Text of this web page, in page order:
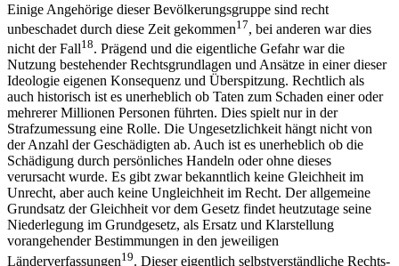
Einige Angehörige dieser Bevölkerungsgruppe sind recht
unbeschadet durch diese Zeit gekommen17, bei anderen war dies
nicht der Fall18. Prägend und die eigentliche Gefahr war die
Nutzung bestehender Rechtsgrundlagen und Ansätze in einer dieser
Ideologie eigenen Konsequenz und Überspitzung. Rechtlich als
auch historisch ist es unerheblich ob Taten zum Schaden einer oder
mehrerer Millionen Personen führten. Dies spielt nur in der
Strafzumessung eine Rolle. Die Ungesetzlichkeit hängt nicht von
der Anzahl der Geschädigten ab. Auch ist es unerheblich ob die
Schädigung durch persönliches Handeln oder ohne dieses
verursacht wurde. Es gibt zwar bekanntlich keine Gleichheit im
Unrecht, aber auch keine Ungleichheit im Recht. Der allgemeine
Grundsatz der Gleichheit vor dem Gesetz findet heutzutage seine
Niederlegung im Grundgesetz, als Ersatz und Klarstellung
vorangehender Bestimmungen in den jeweiligen
Länderverfassungen19. Dieser eigentlich selbstverständliche Rechts-